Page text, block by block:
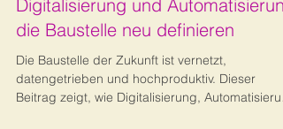
Bauen im Wandel – Wie Daten,
Digitalisierung und
die Baustelle neu definieren
Die Baustelle der Zukunft ist vernetzt,